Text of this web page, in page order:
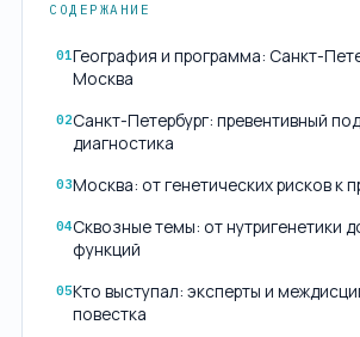
СОДЕРЖАНИЕ
01География и программа: Санкт-
Москва
02Санкт-Петербург: превентивный
диагностика
03Москва: от генетических рисков к
04Сквозные темы: от нутригенетики
функций
05Кто выступал: эксперты и
повестка